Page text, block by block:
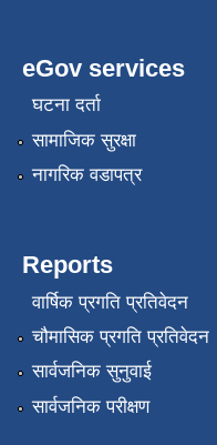
eGov services
घटना दर्ता
सामाजिक सुरक्षा
नागरिक वडापत्र
Reports
वार्षिक प्रगति प्रतिवेदन
चौमासिक प्रगति प्रतिवेदन
सार्वजनिक सुनुवाई
सार्वजनिक परीक्षण